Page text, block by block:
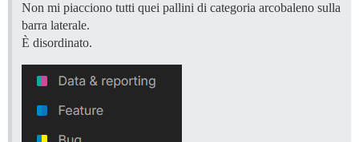
Non mi piacciono tutti quei pallini di categoria arcobaleno sulla
barra laterale.
È disordinato.